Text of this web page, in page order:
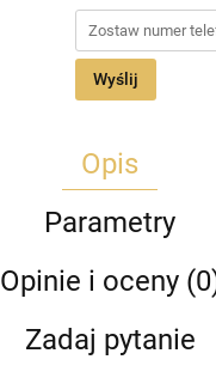
Wyślij
Opis
Parametry
Opinie i oceny
Zadaj pytanie